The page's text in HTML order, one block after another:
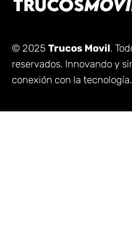
© 2025 Trucos Movil.
reservados. Innovando y
conexión con la tecnología.